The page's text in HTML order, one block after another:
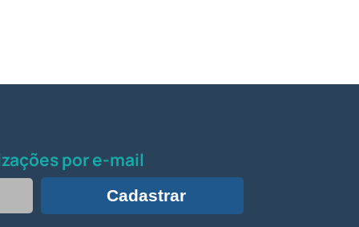
por e-mail